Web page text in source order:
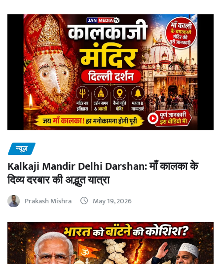
न्यूज़
Kalkaji Mandir Delhi Darshan: माँ कालका के
दिव्य दरबार की अद्भुत यात्रा
Prakash Mishra May 19, 2026